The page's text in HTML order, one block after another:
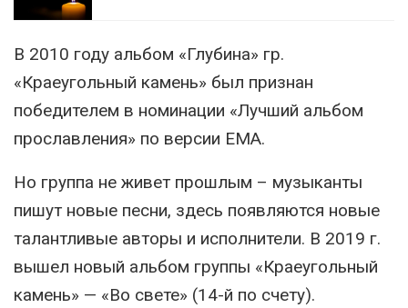
В 2010 году альбом «Глубина» гр.
«Краеугольный камень» был признан
победителем в номинации «Лучший альбом
прославления» по версии ЕМА.
Но группа не живет прошлым – музыканты
пишут новые песни, здесь появляются новые
талантливые авторы и исполнители. В 2019 г.
вышел новый альбом группы «Краеугольный
камень» — «Во свете» (14-й по счету).